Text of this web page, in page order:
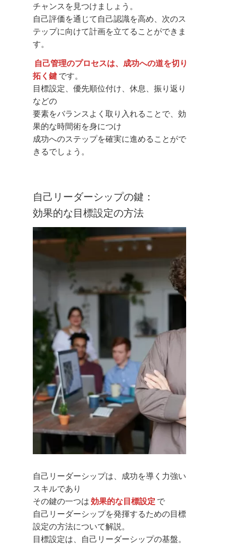
チャンスを見つけましょう。
自己評価を通じて自己認識を高め、次のス
テップに向けて計画を立てることができま
す。
自己管理のプロセスは、成功への道を切り
拓く鍵です。
目標設定、優先順位付け、休息、振り返り
などの
要素をバランスよく取り入れることで、効
果的な時間術を身につけ
成功へのステップを確実に進めることがで
きるでしょう。
自己リーダーシップの鍵：
効果的な目標設定の方法
自己リーダーシップは、成功を導く力強い
スキルであり
その鍵の一つは効果的な目標設定 で
自己リーダーシップを発揮するための目標
設定の方法について解説。
目標設定は、自己リーダーシップの基盤。